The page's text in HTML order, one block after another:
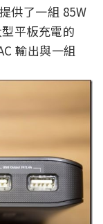
供了一組 85W
平板充電的
輸出與一組